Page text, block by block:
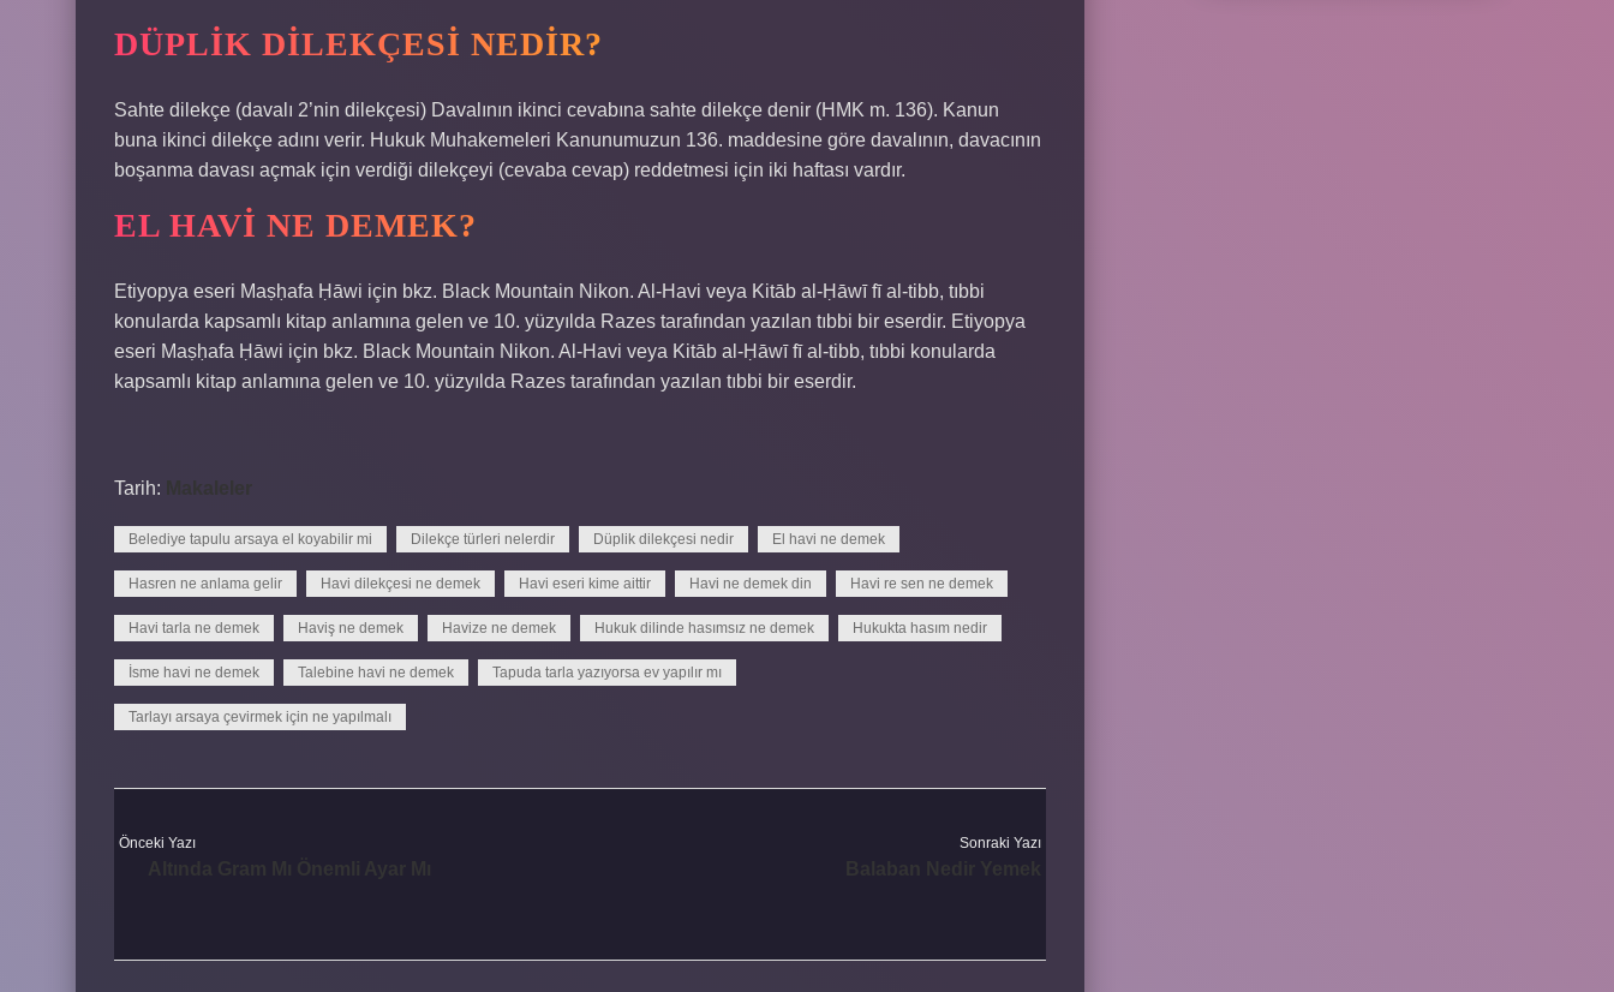
DÜPLIK DILEKÇESI NEDIR?
Sahte dilekçe (davalı 2’nin dilekçesi) Davalının ikinci cevabına sahte dilekçe denir (HMK m. 136). Kanun
buna ikinci dilekçe adını verir. Hukuk Muhakemeleri Kanunumuzun 136. maddesine göre davalının, davacının
boşanma davası açmak için verdiği dilekçeyi (cevaba cevap) reddetmesi için iki haftası vardır.
EL HAVI NE DEMEK?
Etiyopya eseri Maṣḥafa Ḥāwi için bkz. Black Mountain Nikon. Al-Havi veya Kitāb al-Ḥāwī fī al-tibb, tıbbi
konularda kapsamlı kitap anlamına gelen ve 10. yüzyılda Razes tarafından yazılan tıbbi bir eserdir. Etiyopya
eseri Maṣḥafa Ḥāwi için bkz. Black Mountain Nikon. Al-Havi veya Kitāb al-Ḥāwī fī al-tibb, tıbbi konularda
kapsamlı kitap anlamına gelen ve 10. yüzyılda Razes tarafından yazılan tıbbi bir eserdir.
Tarih: Makaleler
Belediye tapulu arsaya el koyabilir mi Dilekçe türleri nelerdir Düplik dilekçesi nedir El havi ne demek
Hasren ne anlama gelir Havi dilekçesi ne demek Havi eseri kime aittir Havi ne demek din Havi re sen ne demek
Havi tarla ne demek Haviş ne demek Havize ne demek Hukuk dilinde hasımsız ne demek Hukukta hasım nedir
İsme havi ne demek Talebine havi ne demek Tapuda tarla yazıyorsa ev yapılır mı
Tarlayı arsaya çevirmek için ne yapılmalı
Önceki Yazı Sonraki Yazı